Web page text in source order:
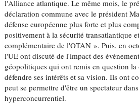
l'Alliance atlantique. Le même mois, le
déclaration commune avec le président
défense européenne plus forte et plus
positivement à la sécurité transatlantique
complémentaire de l'OTAN ». Puis, en
l'UE ont discuté de l'impact des
géopolitiques qui ont remis en question
défendre ses intérêts et sa vision. Ils ont
peut se permettre d'être un spectateur
hyperconcurrentiel.